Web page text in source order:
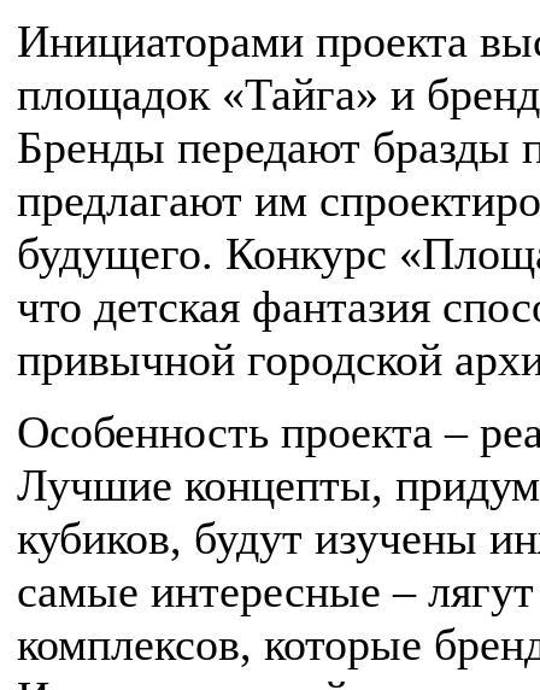
Инициаторами проекта
площадок «Тайга» и
Бренды передают бразды
предлагают им
будущего. Конкурс
что детская фантазия
привычной городской
Особенность проекта –
Лучшие концепты,
кубиков, будут изучены
самые интересные –
комплексов, которые